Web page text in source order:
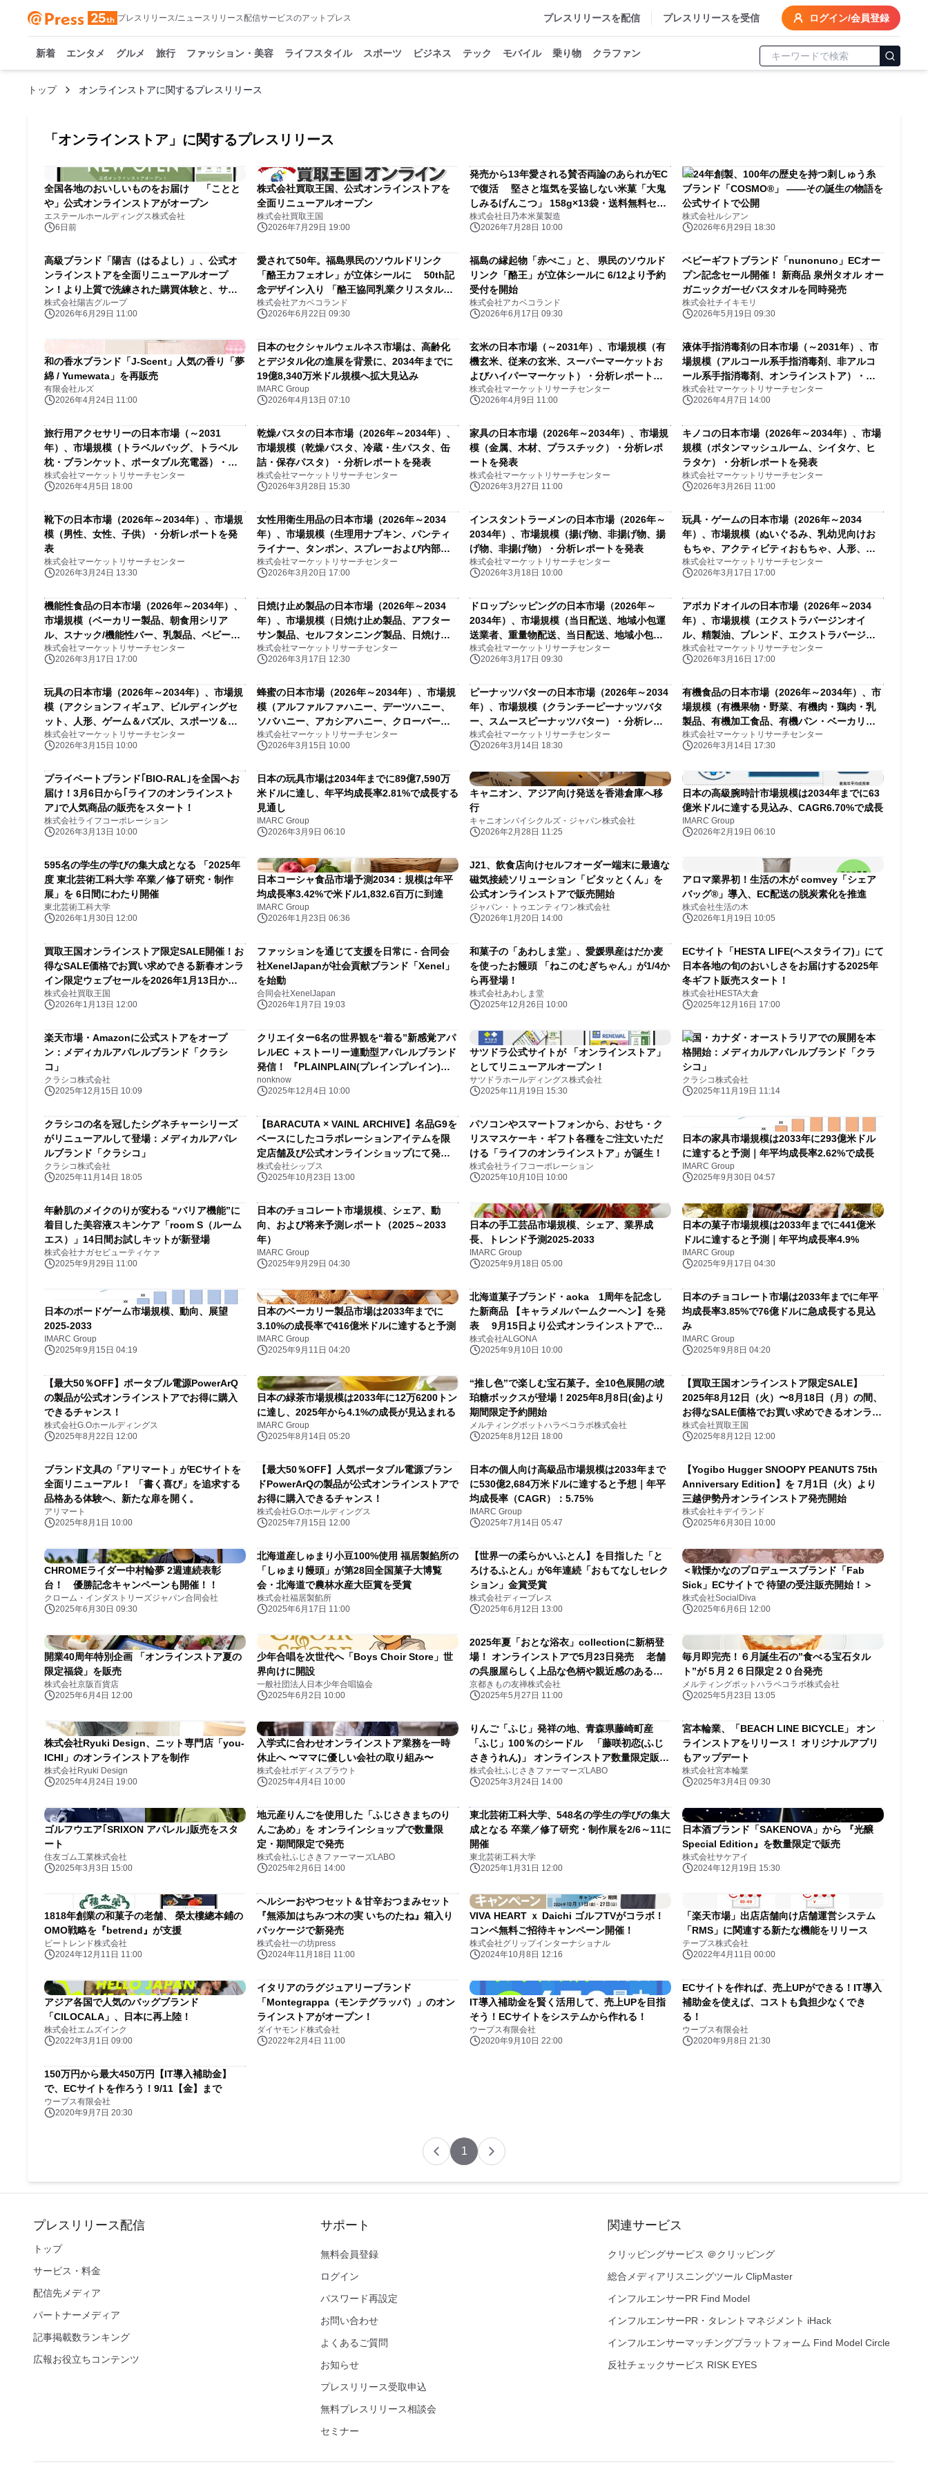
プレスリリース/ニュースリリース配信サービスのアットプレス プレスリリースを配信 プレスリリースを受信 ログイン/会員登録
新着 エンタメ グルメ 旅行 ファッション・美容 ライフスタイル スポーツ ビジネス テック モバイル 乗り物 クラファン
トップ オンラインストアに関するプレスリリース
「 オンラインストア 」に関するプレスリリース
全国各地のおいしいものをお届け 「ことと
や」公式オンラインストアがオープン
エステールホールディングス株式会社
6日前
株式会社買取王国、公式オンラインストアを
全面リニューアルオープン
株式会社買取王国
2026年7月29日 19:00
発売から13年愛される賛否両論のあられがEC
で復活 堅さと塩気を妥協しない米菓「大鬼
しみるげんこつ」 158g×13袋・送料無料セッ
トを新設し大量購入に対応
株式会社日乃本米菓製造
2026年7月28日 10:00
1924年創製、100年の歴史を持つ刺しゅう糸
ブランド「COSMO®」 ——その誕生の物語を
公式サイトで公開
株式会社ルシアン
2026年6月29日 18:30
高級ブランド「陽吉（はるよし）」、公式オ
ンラインストアを全面リニューアルオープ
ン！より上質で洗練された購買体験と、サイ
ト限定の特別なラインナップを提供開始。
株式会社陽吉グループ
2026年6月29日 11:00
愛されて50年。福島県民のソウルドリンク
「酪王カフェオレ」が立体シールに 50th記
念デザイン入り 「酪王協同乳業クリスタルシ
ール Volume.2」 6月22日(月)より予約受付
開始
株式会社アカベコランド
2026年6月22日 09:30
福島の縁起物「赤べこ」と、 県民のソウルド
リンク「酪王」が立体シールに 6/12より予約
受付を開始
株式会社アカベコランド
2026年6月17日 09:30
ベビーギフトブランド「nunonuno」ECオー
プン記念セール開催！ 新商品 泉州タオル オー
ガニックガーゼバスタオルを同時発売
株式会社チイキモリ
2026年5月19日 09:30
和の香水ブランド「J-Scent」人気の香り「夢
綿 / Yumewata」を再販売
有限会社ルズ
2026年4月24日 11:00
日本のセクシャルウェルネス市場は、高齢化
とデジタル化の進展を背景に、2034年までに
19億8,340万米ドル規模へ拡大見込み
IMARC Group
2026年4月13日 07:10
玄米の日本市場（～2031年）、市場規模（有
機玄米、従来の玄米、スーパーマーケットお
よびハイパーマーケット）・分析レポートを
発表
株式会社マーケットリサーチセンター
2026年4月9日 11:00
液体手指消毒剤の日本市場（～2031年）、市
場規模（アルコール系手指消毒剤、非アルコ
ール系手指消毒剤、オンラインストア）・分
析レポートを発表
株式会社マーケットリサーチセンター
2026年4月7日 14:00
旅行用アクセサリーの日本市場（～2031
年）、市場規模（トラベルバッグ、トラベル
枕・ブランケット、ポータブル充電器）・分
析レポートを発表
株式会社マーケットリサーチセンター
2026年4月5日 18:00
乾燥パスタの日本市場（2026年～2034年）、
市場規模（乾燥パスタ、冷蔵・生パスタ、缶
詰・保存パスタ）・分析レポートを発表
株式会社マーケットリサーチセンター
2026年3月28日 15:30
家具の日本市場（2026年～2034年）、市場規
模（金属、木材、プラスチック）・分析レポ
ートを発表
株式会社マーケットリサーチセンター
2026年3月27日 11:00
キノコの日本市場（2026年～2034年）、市場
規模（ボタンマッシュルーム、シイタケ、ヒ
ラタケ）・分析レポートを発表
株式会社マーケットリサーチセンター
2026年3月26日 11:00
靴下の日本市場（2026年～2034年）、市場規
模（男性、女性、子供）・分析レポートを発
表
株式会社マーケットリサーチセンター
2026年3月24日 13:30
女性用衛生用品の日本市場（2026年～2034
年）、市場規模（生理用ナプキン、パンティ
ライナー、タンポン、スプレーおよび内部洗
浄剤）・分析レポートを発表
株式会社マーケットリサーチセンター
2026年3月20日 17:00
インスタントラーメンの日本市場（2026年～
2034年）、市場規模（揚げ物、非揚げ物、揚
げ物、非揚げ物）・分析レポートを発表
株式会社マーケットリサーチセンター
2026年3月18日 10:00
玩具・ゲームの日本市場（2026年～2034
年）、市場規模（ぬいぐるみ、乳幼児向けお
もちゃ、アクティビティおもちゃ、人形、ゲ
ーム＆パズル、乗用玩具、ぬいぐるみ、乳幼
児向けおもちゃ、アクティビティおもちゃ、
ポートを発表
株式会社マーケットリサーチセンター
2026年3月17日 17:00
機能性食品の日本市場（2026年～2034年）、
市場規模（ベーカリー製品、朝食用シリア
ル、スナック/機能性バー、乳製品、ベビーフ
ード、ベーカリー製品、朝食用シリアル、ス
ナック/機能性バー、乳製品、ベビーフー
株式会社マーケットリサーチセンター
2026年3月17日 17:00
日焼け止め製品の日本市場（2026年～2034
年）、市場規模（日焼け止め製品、アフター
サン製品、セルフタンニング製品、日焼け止
め製品、アフターサン製品、セルフタンニン
グ製品）・分析レポートを発表
株式会社マーケットリサーチセンター
2026年3月17日 12:30
ドロップシッピングの日本市場（2026年～
2034年）、市場規模（当日配送、地域小包運
送業者、重量物配送、当日配送、地域小包運
送業者、重量物配送）・分析レポートを発表
株式会社マーケットリサーチセンター
2026年3月17日 09:30
アボカドオイルの日本市場（2026年～2034
年）、市場規模（エクストラバージンオイ
ル、精製油、ブレンド、エクストラバージン
オイル、精製油、ブレンド）・分析レポート
を発表
株式会社マーケットリサーチセンター
2026年3月16日 17:00
玩具の日本市場（2026年～2034年）、市場規
模（アクションフィギュア、ビルディングセ
ット、人形、ゲーム＆パズル、スポーツ＆ア
ウトドア玩具、ぬいぐるみ）・分析レポート
を発表
株式会社マーケットリサーチセンター
2026年3月15日 10:00
蜂蜜の日本市場（2026年～2034年）、市場規
模（アルファルファハニー、デーツハニー、
ソバハニー、アカシアハニー、クローバーハ
ニー、リンデンハニー）・分析レポートを発
表
株式会社マーケットリサーチセンター
2026年3月15日 10:00
ピーナッツバターの日本市場（2026年～2034
年）、市場規模（クランチーピーナッツバタ
ー、スムースピーナッツバター）・分析レポ
ートを発表
株式会社マーケットリサーチセンター
2026年3月14日 18:30
有機食品の日本市場（2026年～2034年）、市
場規模（有機果物・野菜、有機肉・鶏肉・乳
製品、有機加工食品、有機パン・ベーカリ
ー、有機飲料、有機シリアル・穀物）・分析
レポートを発表
株式会社マーケットリサーチセンター
2026年3月14日 17:30
プライベートブランド｢BIO-RAL｣を全国へお
届け！3月6日から｢ライフのオンラインスト
ア｣で人気商品の販売をスタート！
株式会社ライフコーポレーション
2026年3月13日 10:00
日本の玩具市場は2034年までに89億7,590万
米ドルに達し、年平均成長率2.81%で成長する
見通し
IMARC Group
2026年3月9日 06:10
キャニオン、アジア向け発送を香港倉庫へ移
行
キャニオンバイシクルズ・ジャパン株式会社
2026年2月28日 11:25
日本の高級腕時計市場規模は2034年までに63
億米ドルに達する見込み、CAGR6.70%で成長
IMARC Group
2026年2月19日 06:10
595名の学生の学びの集大成となる 「2025年
度 東北芸術工科大学 卒業／修了研究・制作
展」を 6日間にわたり開催
東北芸術工科大学
2026年1月30日 12:00
日本コーシャ食品市場予測2034：規模は年平
均成長率3.42%で米ドル1,832.6百万に到達
IMARC Group
2026年1月23日 06:36
J21、飲食店向けセルフオーダー端末に最適な
磁気接続ソリューション「ピタッとくん」を
公式オンラインストアで販売開始
ジャパン・トゥエンティワン株式会社
2026年1月20日 14:00
アロマ業界初！生活の木が comvey「シェア
バッグ®︎」導入、EC配送の脱炭素化を推進
株式会社生活の木
2026年1月19日 10:05
買取王国オンラインストア限定SALE開催！お
得なSALE価格でお買い求めできる新春オンラ
イン限定ウェブセールを2026年1月13日から1
月19日の期間で開催いたします。
株式会社買取王国
2026年1月13日 12:00
ファッションを通じて支援を日常に - 合同会
社XenelJapanが社会貢献ブランド「Xenel」
を始動
合同会社XenelJapan
2026年1月7日 19:03
和菓子の「あわしま堂」、愛媛県産はだか麦
を使ったお饅頭 「ねこのむぎちゃん」が1/4か
ら再登場！
株式会社あわしま堂
2025年12月26日 10:00
ECサイト「HESTA LIFE(ヘスタライフ)」にて
日本各地の旬のおいしさをお届けする2025年
冬ギフト販売スタート！
株式会社HESTA大倉
2025年12月16日 17:00
楽天市場・Amazonに公式ストアをオープ
ン：メディカルアパレルブランド「クラシ
コ」
クラシコ株式会社
2025年12月15日 10:09
クリエイター6名の世界観を“着る”新感覚アパ
レルEC ＋ストーリー連動型アパレルブランド
発信！ 『PLAINPLAIN(プレインプレイン)』
が正式ローンチ
nonknow
2025年12月4日 10:00
サツドラ公式サイトが 「オンラインストア」
としてリニューアルオープン！
サツドラホールディングス株式会社
2025年11月19日 15:30
米国・カナダ・オーストラリアでの展開を本
格開始：メディカルアパレルブランド「クラ
シコ」
クラシコ株式会社
2025年11月19日 11:14
クラシコの名を冠したシグネチャーシリーズ
がリニューアルして登場：メディカルアパレ
ルブランド「クラシコ」
クラシコ株式会社
2025年11月14日 18:05
【BARACUTA × VAINL ARCHIVE】名品G9を
ベースにしたコラボレーションアイテムを限
定店舗及び公式オンラインショップにて発
売！
株式会社シップス
2025年10月23日 13:00
パソコンやスマートフォンから、おせち・ク
リスマスケーキ・ギフト各種をご注文いただ
ける「ライフのオンラインストア」が誕生！
株式会社ライフコーポレーション
2025年10月10日 10:00
日本の家具市場規模は2033年に293億米ドル
に達すると予測｜年平均成長率2.62%で成長
IMARC Group
2025年9月30日 04:57
年齢肌のメイクのりが変わる “バリア機能”に
着目した美容液スキンケア「room S（ルーム
エス）」14日間お試しキットが新登場
株式会社ナガセビューティケァ
2025年9月29日 11:00
日本のチョコレート市場規模、シェア、動
向、および将来予測レポート（2025～2033
年）
IMARC Group
2025年9月29日 04:30
日本の手工芸品市場規模、シェア、業界成
長、トレンド予測2025-2033
IMARC Group
2025年9月18日 05:00
日本の菓子市場規模は2033年までに441億米
ドルに達すると予測｜年平均成長率4.9%
IMARC Group
2025年9月17日 04:30
日本のボードゲーム市場規模、動向、展望
2025-2033
IMARC Group
2025年9月15日 04:19
日本のベーカリー製品市場は2033年までに
3.10%の成長率で416億米ドルに達すると予測
IMARC Group
2025年9月11日 04:20
北海道菓子ブランド・aoka 1周年を記念し
た新商品 【キャラメルバームクーヘン】を発
表 9月15日より公式オンラインストアで販
売
株式会社ALGONA
2025年9月10日 10:00
日本のチョコレート市場は2033年までに年平
均成長率3.85%で76億ドルに急成長する見込
み
IMARC Group
2025年9月8日 04:20
【最大50％OFF】ポータブル電源PowerArQ
の製品が公式オンラインストアでお得に購入
できるチャンス！
株式会社G.Oホールディングス
2025年8月22日 12:00
日本の緑茶市場規模は2033年に12万6200トン
に達し、2025年から4.1%の成長が見込まれる
IMARC Group
2025年8月14日 05:20
“推し色”で楽しむ宝石菓子。全10色展開の琥
珀糖ボックスが登場！2025年8月8日(金)より
期間限定予約開始
メルティングポットハラペコラボ株式会社
2025年8月12日 18:00
【買取王国オンラインストア限定SALE】
2025年8月12日（火）〜8月18日（月）の間、
お得なSALE価格でお買い求めできるオンライ
ン限定ウェブセールを開催します！
株式会社買取王国
2025年8月12日 12:00
ブランド文具の「アリマート」がECサイトを
全面リニューアル！ 「書く喜び」を追求する
品格ある体験へ、新たな扉を開く。
アリマート
2025年8月1日 10:00
【最大50％OFF】人気ポータブル電源ブラン
ドPowerArQの製品が公式オンラインストアで
お得に購入できるチャンス！
株式会社G.Oホールディングス
2025年7月15日 12:00
日本の個人向け高級品市場規模は2033年まで
に530億2,684万米ドルに達すると予想｜年平
均成長率（CAGR）：5.75%
IMARC Group
2025年7月14日 05:47
【Yogibo Hugger SNOOPY PEANUTS 75th
Anniversary Edition】を 7月1日（火）より
三越伊勢丹オンラインストア発売開始
株式会社キデイランド
2025年6月30日 10:00
CHROMEライダー中村輪夢 2週連続表彰
台！ 優勝記念キャンペーンも開催！！
クローム・インダストリーズジャパン合同会社
2025年6月30日 09:30
北海道産しゅまり小豆100%使用 福居製餡所の
「しゅまり饅頭」が第28回全国菓子大博覧
会・北海道で農林水産大臣賞を受賞
株式会社福居製餡所
2025年6月17日 11:00
【世界一の柔らかいふとん】を目指した「と
ろけるふとん」が6年連続「おもてなしセレク
ション」金賞受賞
株式会社ディーブレス
2025年6月12日 13:00
＜戦慄かなのプロデュースブランド「Fab
Sick」ECサイトで 待望の受注販売開始！＞
株式会社SocialDiva
2025年6月6日 12:00
開業40周年特別企画 「オンラインストア夏の
限定福袋」を販売
株式会社京阪百貨店
2025年6月4日 12:00
少年合唱を次世代へ「Boys Choir Store」世
界向けに開設
一般社団法人日本少年合唱協会
2025年6月2日 10:00
2025年夏「おとな浴衣」collectionに新柄登
場！ オンラインストアで5月23日発売 老舗
の呉服屋らしく上品な色柄や親近感のある柄
をセレクト
京都きもの友禅株式会社
2025年5月27日 11:00
毎月即完売！６月誕生石の”食べる宝石タル
ト”が５月２６日限定２０台発売
メルティングポットハラペコラボ株式会社
2025年5月23日 13:05
株式会社Ryuki Design、ニット専門店「you-
ICHI」のオンラインストアを制作
株式会社Ryuki Design
2025年4月24日 19:00
入学式に合わせオンラインストア業務を一時
休止へ 〜ママに優しい会社の取り組み〜
株式会社ボディスプラウト
2025年4月4日 10:00
りんご「ふじ」発祥の地、青森県藤崎町産
「ふじ」100％のシードル 「藤咲初恋(ふじ
さきうれん)」 オンラインストア数量限定販売
のお知らせ
株式会社ふじさきファーマーズLABO
2025年3月24日 14:00
宮本輪業、「BEACH LINE BICYCLE」 オン
ラインストアをリリース！ オリジナルアプリ
もアップデート
株式会社宮本輪業
2025年3月4日 09:30
ゴルフウエア｢SRIXON アパレル｣販売をスタ
ート
住友ゴム工業株式会社
2025年3月3日 15:00
地元産りんごを使用した「ふじさきまちのり
んごあめ」を オンラインショップで数量限
定・期間限定で発売
株式会社ふじさきファーマーズLABO
2025年2月6日 14:00
東北芸術工科大学、548名の学生の学びの集大
成となる 卒業／修了研究・制作展を2/6～11に
開催
東北芸術工科大学
2025年1月31日 12:00
日本酒ブランド「SAKENOVA」から 『光醸
Special Edition』を数量限定で販売
株式会社サケアイ
2024年12月19日 15:30
1818年創業の和菓子の老舗、 榮太樓總本鋪の
OMO戦略を『betrend』が支援
ビートレンド株式会社
2024年12月11日 11:00
ヘルシーおやつセット＆甘辛おつまみセット
『無添加はちみつ木の実 いちのたね』箱入り
パッケージで新発売
株式会社一の坊press
2024年11月18日 11:00
VIVA HEART ｘ Daichi ゴルフTVがコラボ！
コンペ無料ご招待キャンペーン開催！
株式会社グリップインターナショナル
2024年10月8日 12:16
「楽天市場」出店店舗向け店舗運営システム
「RMS」に関連する新たな機能をリリース
テープス株式会社
2022年4月11日 00:00
アジア各国で人気のバッグブランド
「CILOCALA」、日本に再上陸！
株式会社エムズインク
2022年3月1日 09:00
イタリアのラグジュアリーブランド
「Montegrappa（モンテグラッパ）」のオン
ラインストアがオープン！
ダイヤモンド株式会社
2022年2月4日 11:00
IT導入補助金を賢く活用して、売上UPを目指
そう！ECサイトをシステムから作れる！
ウープス有限会社
2020年9月10日 22:00
ECサイトを作れば、売上UPができる！IT導入
補助金を使えば、コストも負担少なくでき
る！
ウープス有限会社
2020年9月8日 21:30
150万円から最大450万円【IT導入補助金】
で、ECサイトを作ろう！9/11【金】まで
ウープス有限会社
2020年9月7日 20:30
1
プレスリリース配信
トップ
サービス・料金
配信先メディア
パートナーメディア
記事掲載数ランキング
広報お役立ちコンテンツ
サポート
無料会員登録
ログイン
パスワード再設定
お問い合わせ
よくあるご質問
お知らせ
プレスリリース受取申込
無料プレスリリース相談会
セミナー
関連サービス
クリッピングサービス ＠クリッピング
総合メディアリスニングツール ClipMaster
インフルエンサーPR Find Model
インフルエンサーPR・タレントマネジメント iHack
インフルエンサーマッチングプラットフォーム Find Model Circle
反社チェックサービス RISK EYES